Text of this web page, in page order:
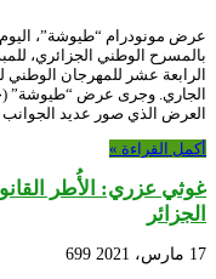
بالمسرح الوطني الجزائري،
الجاري. وجرى عرض “طيوشة”
العرض الذي صور عديد
أكمل القراءة »
غوثي عزري: الأُطر
الجزائر
17 مارس، 2021 699